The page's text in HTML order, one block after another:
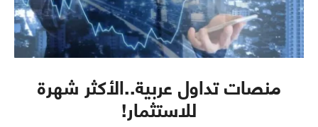
منصات تداول عربية..الأكثر شهرة
للاستثمار!